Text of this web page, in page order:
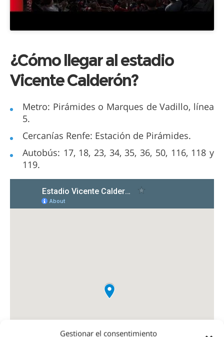
Gestionar el consentimiento
¿Cómo llegar al estadio
Vicente Calderón?
Metro: Pirámides o Marques de Vadillo, línea
5.
Cercanías Renfe: Estación de Pirámides.
Autobús: 17, 18, 23, 34, 35, 36, 50, 116, 118 y
119.